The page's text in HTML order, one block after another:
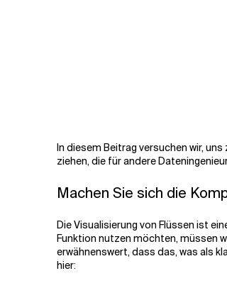
In diesem Beitrag versuchen wir,
ziehen, die für andere
Machen Sie sich die
Die Visualisierung von Flüssen ist
Funktion nutzen möchten, müssen
erwähnenswert, dass das, was als
hier: